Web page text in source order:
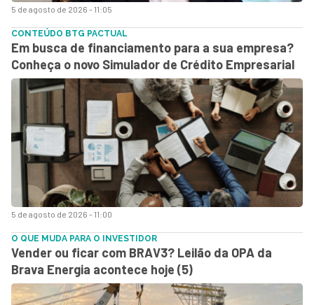
5 de agosto de 2026 - 11:05
5 de agosto de 2026 - 11:00
CONTEÚDO BTG PACTUAL
Em busca de financiamento para a sua empresa?
Conheça o novo Simulador de Crédito Empresarial
O QUE MUDA PARA O INVESTIDOR
Vender ou ficar com BRAV3? Leilão da OPA da
Brava Energia acontece hoje (5)